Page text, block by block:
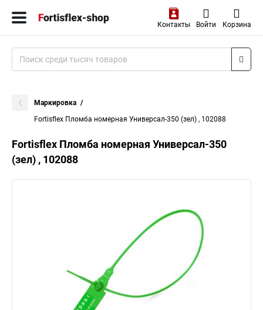
Контакты Войти Корзина
Маркировка
Fortisflex Пломба номерная Универсал-350 (зел) , 102088
Fortisflex Пломба номерная Универсал-350
(зел) , 102088